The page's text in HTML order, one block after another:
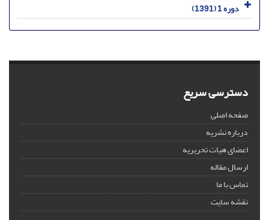
دوره 1 (1391)
دسترسی سریع
صفحه اصلی
درباره نشریه
اعضای هیات تحریریه
ارسال مقاله
تماس با ما
نقشه سایت